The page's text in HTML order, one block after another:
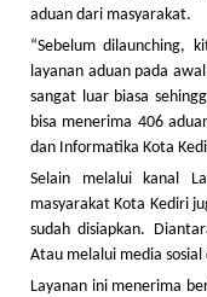
aduan dari masyarakat.
“Sebelum dilaunching,
layanan aduan pada
sangat luar biasa
bisa menerima 406
dan Informatika Kota
Selain melalui kanal
masyarakat Kota Kediri
sudah disiapkan.
Atau melalui media
Layanan ini menerima